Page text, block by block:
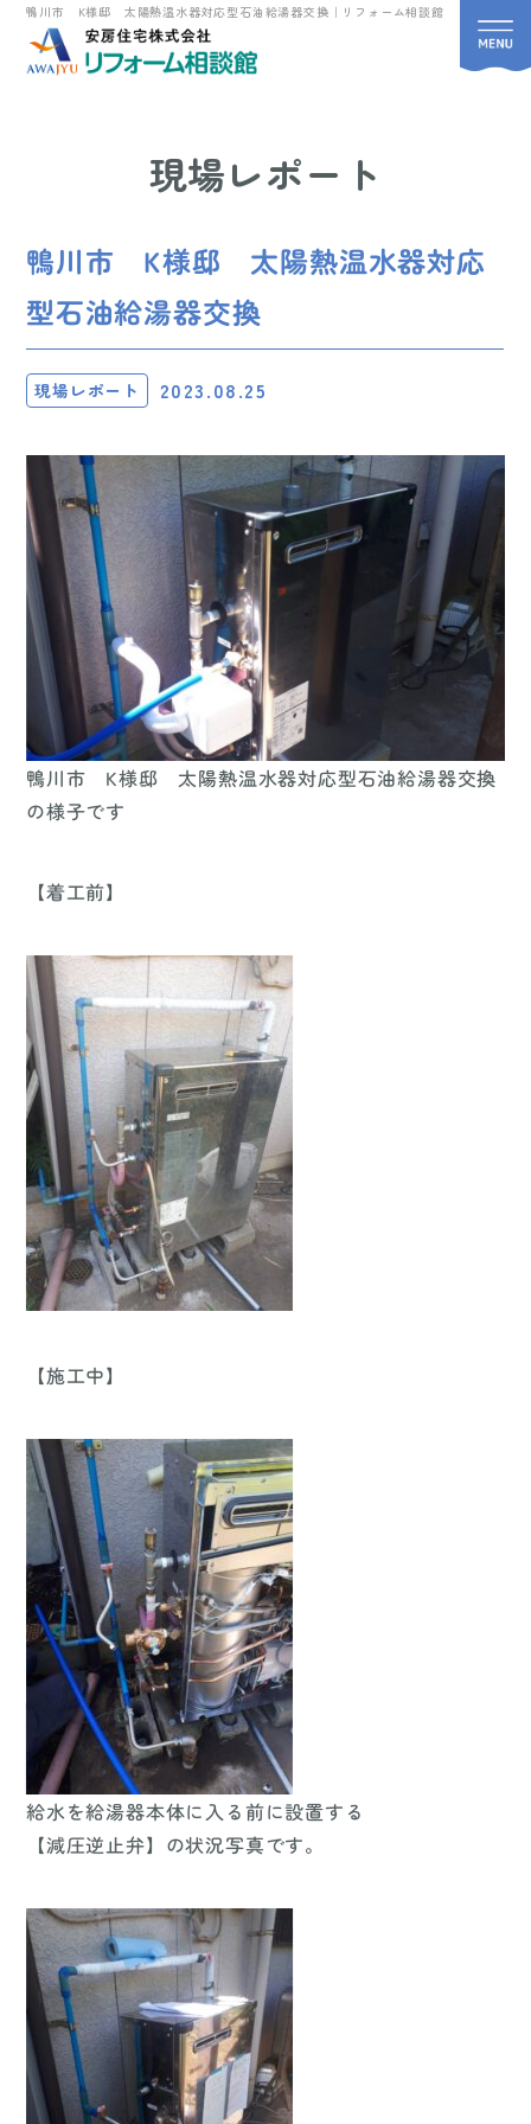
鴨川市 K様邸 太陽熱温水器対応型石油給湯器交換｜リフォーム相談館
現場レポート
鴨川市 K様邸 太陽熱温水器対応
型石油給湯器交換
現場レポート 2023.08.25
鴨川市 K様邸 太陽熱温水器対応型石油給湯器交換
の様子です
【着工前】
【施工中】
給水を給湯器本体に入る前に設置する
【減圧逆止弁】の状況写真です。